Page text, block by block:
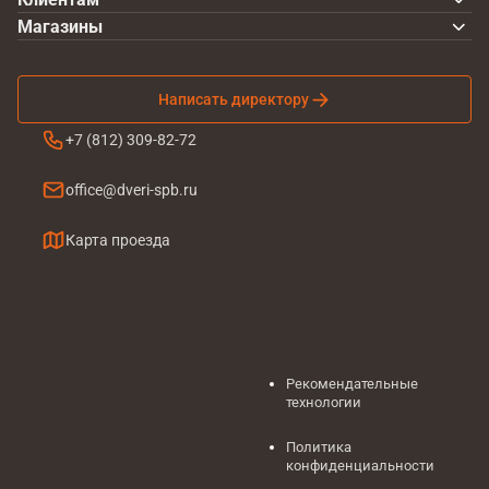
Написать директору
+7 (812) 309-82-72
office@dveri-spb.ru
Карта проезда
Магазины
Рекомендательные
технологии
Политика
конфиденциальности